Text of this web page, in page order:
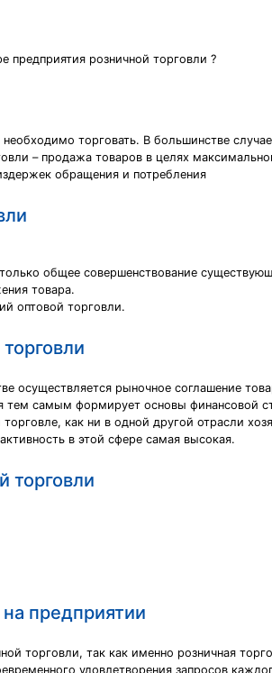
предприятия розничной торговли ?
торговать. В большинстве
– продажа товаров в целях
обращения и потребления
общее совершенствование
товара.
оптовой торговли.
осуществляется рыночное соглашение
тем самым формирует основы финансовой
как ни в одной другой отрасли
в этой сфере самая высокая.
торговли
предприятии
торговли, так как именно розничная
удовлетворения запросов